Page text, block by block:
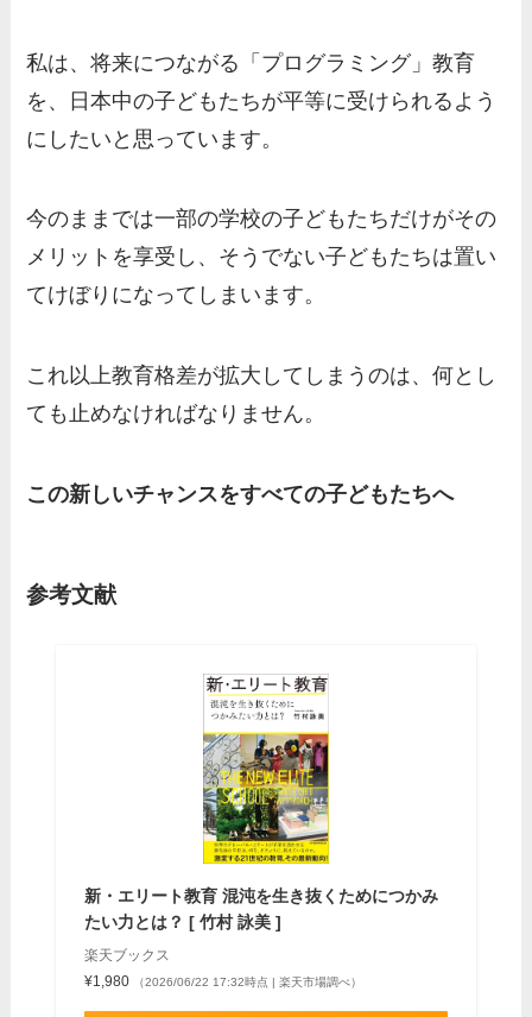
私は、将来につながる「プログラミング」教育
を、日本中の子どもたちが平等に受けられるよう
にしたいと思っています。
今のままでは一部の学校の子どもたちだけがその
メリットを享受し、そうでない子どもたちは置い
てけぼりになってしまいます。
これ以上教育格差が拡大してしまうのは、何とし
ても止めなければなりません。
この新しいチャンスをすべての子どもたちへ
参考文献
新・エリート教育 混沌を生き抜くためにつかみ
たい力とは？ [ 竹村 詠美 ]
楽天ブックス
¥1,980
（2026/06/22 17:32時点 | 楽天市場調べ）